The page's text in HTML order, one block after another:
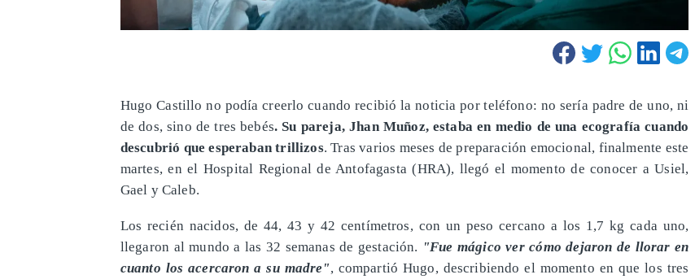
Hugo Castillo no podía creerlo cuando recibió la noticia por teléfono: no sería padre de uno, ni
de dos, sino de tres bebés. Su pareja, Jhan Muñoz, estaba en medio de una ecografía cuando
descubrió que esperaban trillizos. Tras varios meses de preparación emocional, finalmente este
martes, en el Hospital Regional de Antofagasta (HRA), llegó el momento de conocer a Usiel,
Gael y Caleb.
Los recién nacidos, de 44, 43 y 42 centímetros, con un peso cercano a los 1,7 kg cada uno,
llegaron al mundo a las 32 semanas de gestación. "Fue mágico ver cómo dejaron de llorar en
cuanto los acercaron a su madre", compartió Hugo, describiendo el momento en que los tres